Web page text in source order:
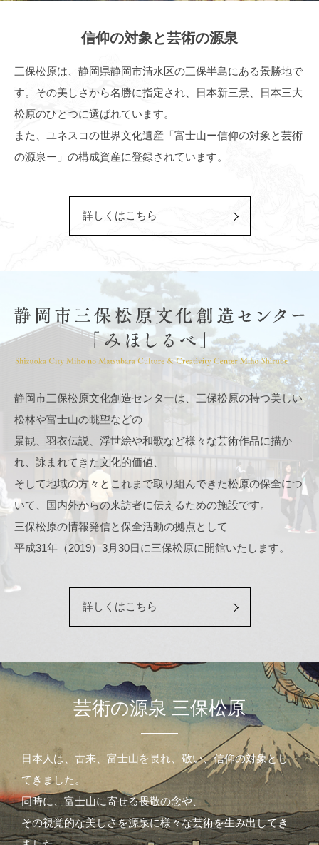
信仰の対象と芸術の源泉
三保松原は、静岡県静岡市清水区の三保半島にある景勝地で
す。その美しさから名勝に指定され、日本新三景、日本三大
松原のひとつに選ばれています。
また、ユネスコの世界文化遺産「富士山ー信仰の対象と芸術
の源泉ー」の構成資産に登録されています。
詳しくはこちら
静岡市三保松原文化創造センターは、三保松原の持つ美しい
松林や富士山の眺望などの
景観、羽衣伝説、浮世絵や和歌など様々な芸術作品に描か
れ、詠まれてきた文化的価値、
そして地域の方々とこれまで取り組んできた松原の保全につ
いて、国内外からの来訪者に伝えるための施設です。
三保松原の情報発信と保全活動の拠点として
平成31年（2019）3月30日に三保松原に開館いたします。
詳しくはこちら
芸術の源泉 三保松原
日本人は、古来、富士山を畏れ、敬い、信仰の対象とし
てきました。
同時に、富士山に寄せる畏敬の念や、
その視覚的な美しさを源泉に様々な芸術を生み出してき